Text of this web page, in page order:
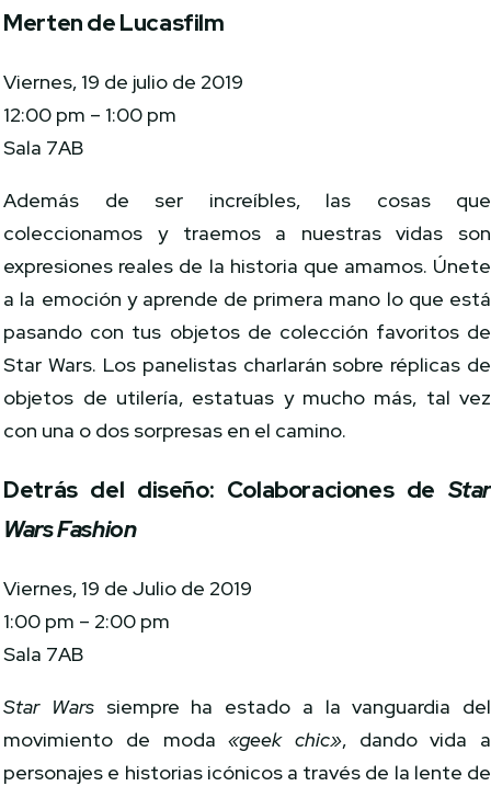
Merten de Lucasfilm
Viernes, 19 de julio de 2019
12:00 pm – 1:00 pm
Sala 7AB
Además de ser increíbles, las cosas que
coleccionamos y traemos a nuestras vidas son
expresiones reales de la historia que amamos. Únete
a la emoción y aprende de primera mano lo que está
pasando con tus objetos de colección favoritos de
Star Wars. Los panelistas charlarán sobre réplicas de
objetos de utilería, estatuas y mucho más, tal vez
con una o dos sorpresas en el camino.
Detrás del diseño: Colaboraciones de Star
Wars Fashion
Viernes, 19 de Julio de 2019
1:00 pm – 2:00 pm
Sala 7AB
Star Warssiempre ha estado a la vanguardia del
movimiento de moda«geek chic», dando vida a
personajes e historias icónicos a través de la lente de